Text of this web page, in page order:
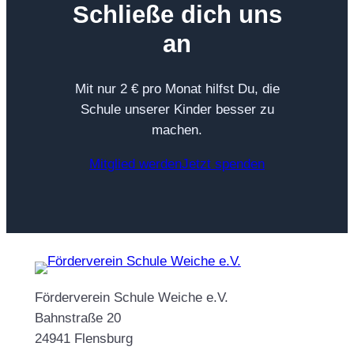
Schließe dich uns
an
Mit nur 2 € pro Monat hilfst Du, die
Schule unserer Kinder besser zu
machen.
Mitglied werdenJetzt spenden
Förderverein Schule Weiche e.V.
Bahnstraße 20
24941 Flensburg